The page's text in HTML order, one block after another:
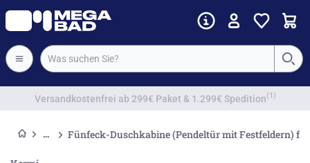
Vorkassenrabatt
Fünfeck-Duschkabine (Pendeltür mit Festfeldern)